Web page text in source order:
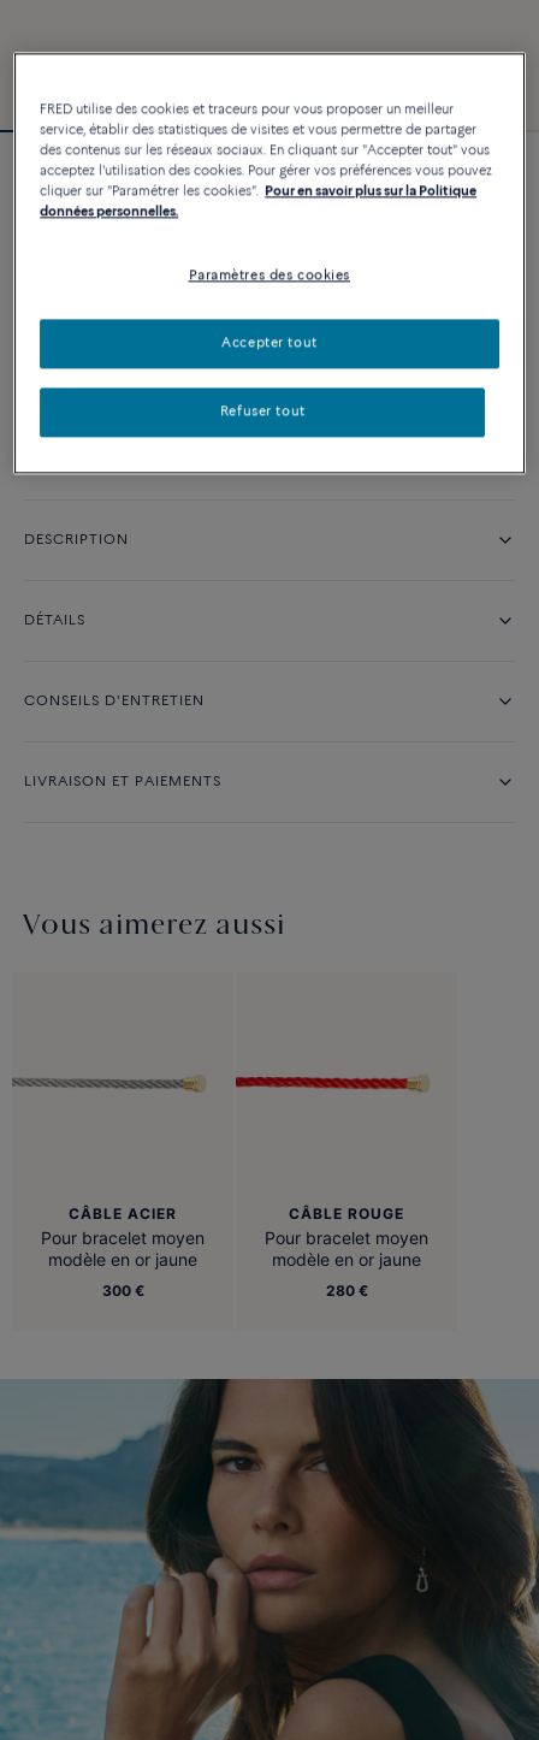
Bracelet Force 10
3 240 €
AJOUTER AU PANIER
Disponibilité en boutique
DESCRIPTION
DÉTAILS
CONSEILS D'ENTRETIEN
LIVRAISON ET PAIEMENTS
Vous aimerez aussi
CÂBLE ACIER
Pour bracelet moyen
modèle en or jaune
300 €
CÂBLE ROUGE
Pour bracelet moyen
modèle en or jaune
280 €
FRED utilise des cookies et traceurs pour vous proposer un meilleur
service, établir des statistiques de visites et vous permettre de partager
des contenus sur les réseaux sociaux. En cliquant sur "Accepter tout" vous
acceptez l'utilisation des cookies. Pour gérer vos préférences vous pouvez
cliquer sur "Paramétrer les cookies". Pour en savoir plus sur la Politique
données personnelles.
Paramètres des cookies
Refuser tout
Accepter tout